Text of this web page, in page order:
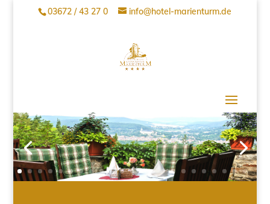
03672 / 43 27 0 info@hotel-marienturm.de